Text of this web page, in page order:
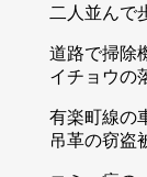
二人並んで
道路で掃除
イチョウの
有楽町線の
吊革の窃盗